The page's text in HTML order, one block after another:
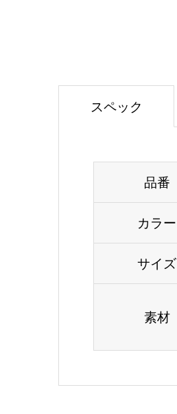
スペック
品番
カラー
サイズ
素材